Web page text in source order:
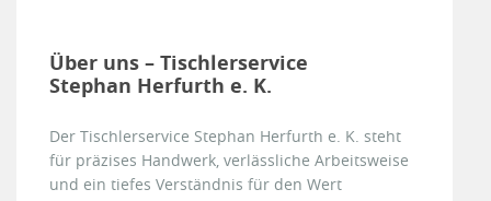
Über uns – Tischlerservice
Stephan Herfurth e. K.
Der Tischlerservice Stephan Herfurth e. K. steht
für präzises Handwerk, verlässliche Arbeitsweise
und ein tiefes Verständnis für den Wert